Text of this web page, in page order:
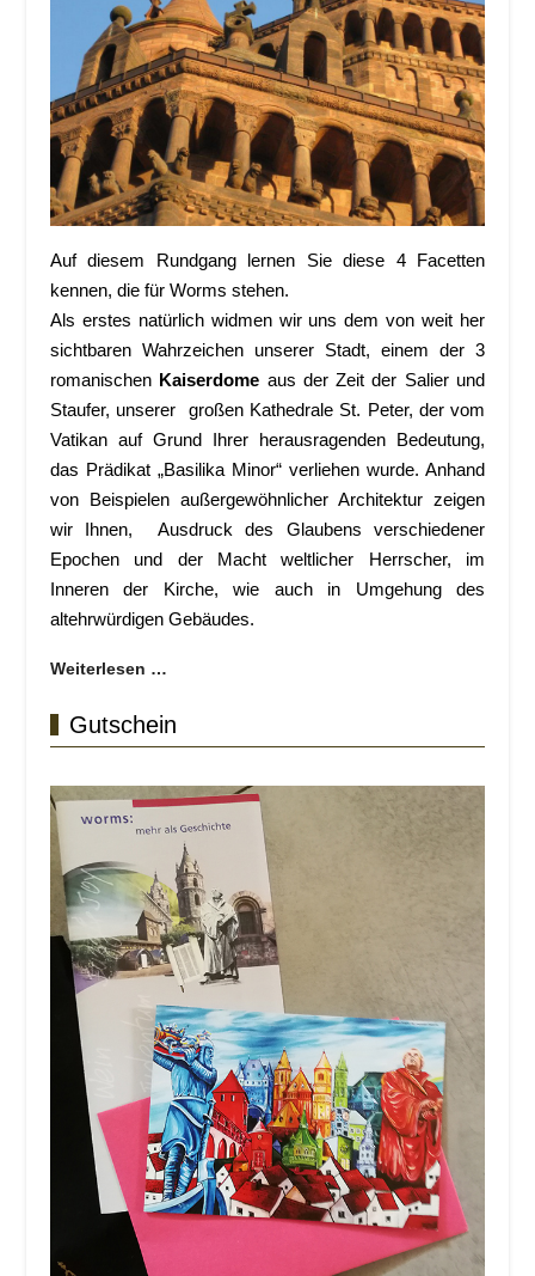
Auf diesem Rundgang lernen Sie diese 4 Facetten
kennen, die für Worms stehen.
Als erstes natürlich widmen wir uns dem von weit her
sichtbaren Wahrzeichen unserer Stadt, einem der 3
romanischen Kaiserdome aus der Zeit der Salier und
Staufer, unserer großen Kathedrale St. Peter, der vom
Vatikan auf Grund Ihrer herausragenden Bedeutung,
das Prädikat „Basilika Minor“ verliehen wurde. Anhand
von Beispielen außergewöhnlicher Architektur zeigen
wir Ihnen, Ausdruck des Glaubens verschiedener
Epochen und der Macht weltlicher Herrscher, im
Inneren der Kirche, wie auch in Umgehung des
altehrwürdigen Gebäudes.
Weiterlesen …
Gutschein